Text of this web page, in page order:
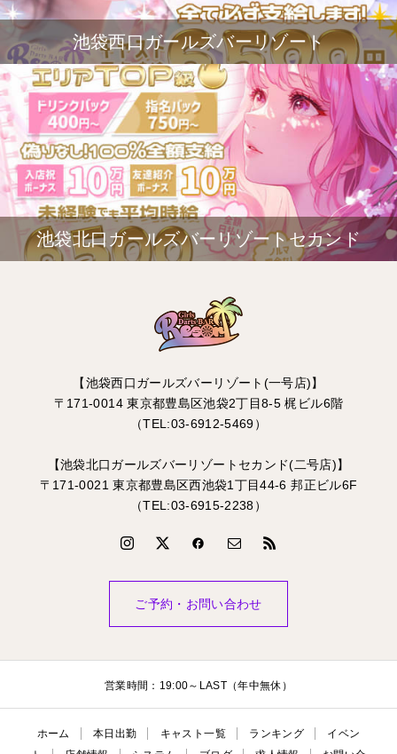
池袋西口ガールズバーリゾート
池袋北口ガールズバーリゾートセカンド
【池袋西口ガールズバーリゾート(一号店)】
〒171-0014 東京都豊島区池袋2丁目8-5 梶ビル6階
（TEL:03-6912-5469）
【池袋北口ガールズバーリゾートセカンド(二号店)】
〒171-0021 東京都豊島区西池袋1丁目44-6 邦正ビル6F
（TEL:03-6915-2238）
ご予約・お問い合わせ
営業時間：19:00～LAST（年中無休）
ホーム 本日出勤 キャスト一覧 ランキング
イベン